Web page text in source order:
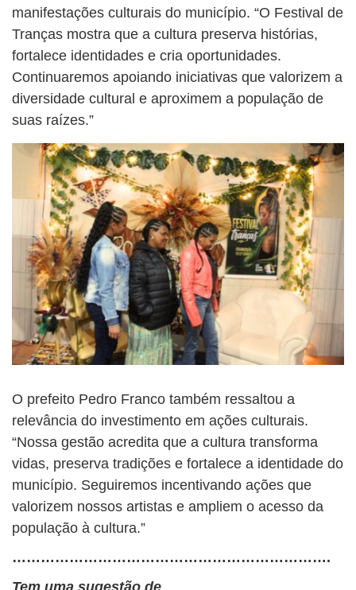
manifestações culturais do município. “O Festival de
Tranças mostra que a cultura preserva histórias,
fortalece identidades e cria oportunidades.
Continuaremos apoiando iniciativas que valorizem a
diversidade cultural e aproximem a população de
suas raízes.”
O prefeito Pedro Franco também ressaltou a
relevância do investimento em ações culturais.
“Nossa gestão acredita que a cultura transforma
vidas, preserva tradições e fortalece a identidade do
município. Seguiremos incentivando ações que
valorizem nossos artistas e ampliem o acesso da
população à cultura.”
………………………………………………………….
Tem uma sugestão de